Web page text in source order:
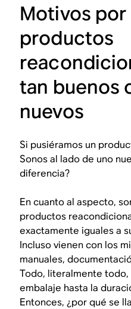
Motivos por
productos
tan buenos
nuevos
Si pusiéramos un
Sonos al lado de uno
diferencia?
En cuanto al aspecto,
productos
exactamente iguales a
Incluso vienen con los
manuales,
Todo, literalmente
embalaje hasta la
Entonces, ¿por qué se